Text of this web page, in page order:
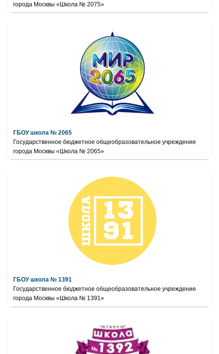
города Москвы «Школа № 2075»
ГБОУ школа № 2065
Государственное бюджетное общеобразовательное учреждение
города Москвы «Школа № 2065»
ГБОУ школа № 1391
Государственное бюджетное общеобразовательное учреждение
города Москвы «Школа № 1391»